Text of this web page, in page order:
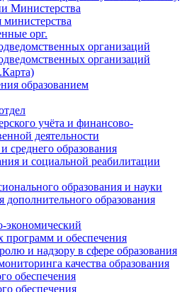
Министерства
министерства
орг.
организаций
организаций
образованием
учёта и финансово-
деятельности
среднего образования
и социальной реабилитации
образования и науки
дополнительного образования
экономический
программ и обеспечения
и надзору в сфере образования
качества образования
обеспечения
обеспечения